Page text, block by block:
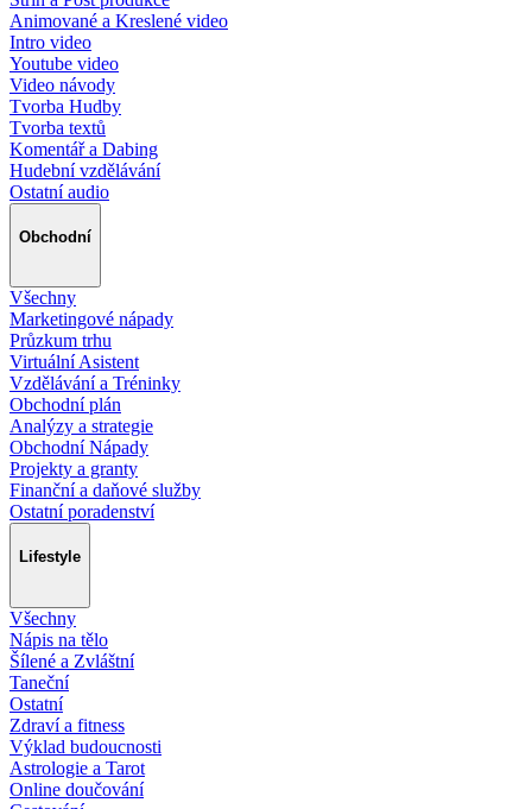
Animované a Kreslené video
Intro video
Youtube video
Video návody
Tvorba Hudby
Tvorba textů
Komentář a Dabing
Hudební vzdělávání
Ostatní audio
Obchodní
Všechny
Marketingové nápady
Průzkum trhu
Virtuální Asistent
Vzdělávání a Tréninky
Obchodní plán
Analýzy a strategie
Obchodní Nápady
Projekty a granty
Finanční a daňové služby
Ostatní poradenství
Lifestyle
Všechny
Nápis na tělo
Šílené a Zvláštní
Taneční
Ostatní
Zdraví a fitness
Výklad budoucnosti
Astrologie a Tarot
Online doučování